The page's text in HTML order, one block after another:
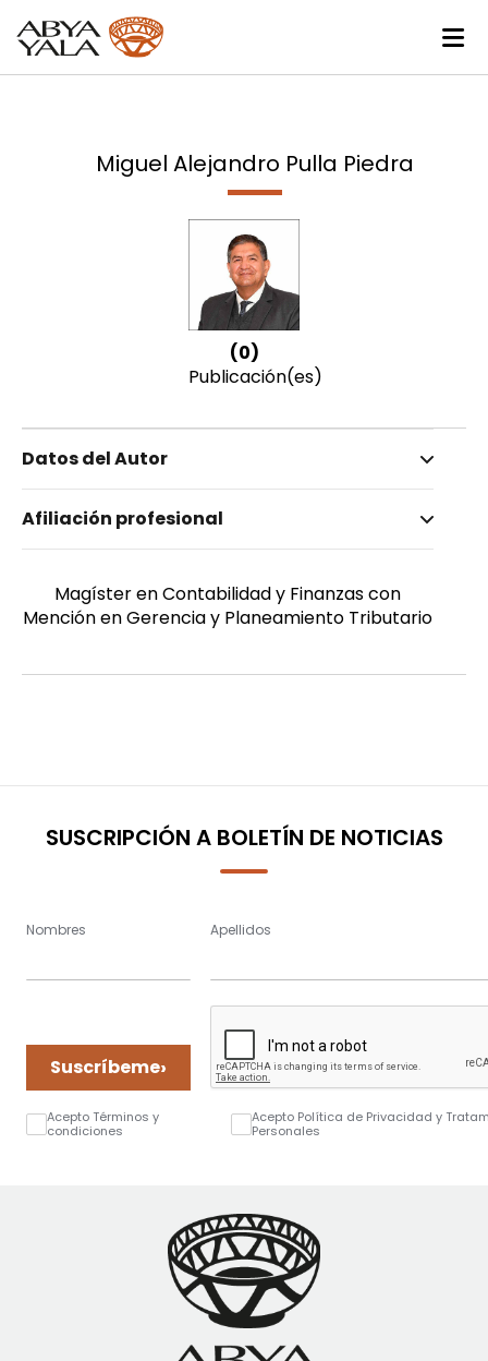
Miguel Alejandro Pulla Piedra
(0)
Publicación(es)
Datos del Autor
Pulla Piedra, Miguel Alejandro
Masculino
Afiliación profesional
Magíster en Contabilidad y Finanzas con
Mención en Gerencia y Planeamiento Tributario
SUSCRIPCIÓN A BOLETÍN DE NOTICIAS
Nombres Apellidos
Suscríbeme›
Acepto Términos y
condiciones
Acepto Política de Privacidad y
Personales